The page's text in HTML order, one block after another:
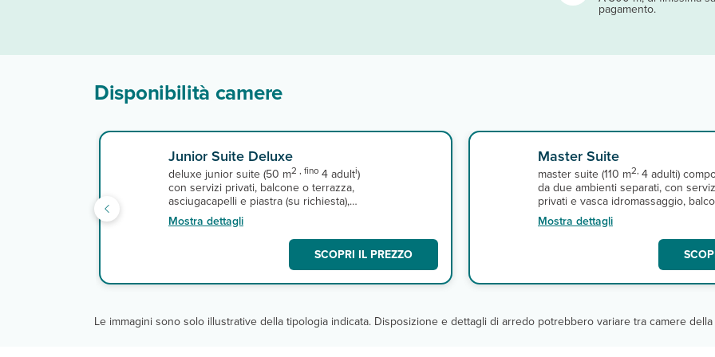
pagamento.
Disponibilità camere
Junior Suite Deluxe
deluxe junior suite (50 m2 , fino 4 adulti)
con servizi privati, balcone o terrazza,
asciugacapelli e piastra (su richiesta),
aria condizionata, cassetta di sicurezza,
telefono, tv satellitare, minibar con
rifornimento giornaliero, caffettiera,
microonde e connessione wi-fi gratuita.
A pagamento, servizio in camera.
Mostra dettagli
SCOPRI IL PREZZO
Master Suite
master suite (110 m2, 4 adulti)
da due ambienti separati, con
privati e vasca idromassaggio,
o terrazza, asciugacapelli e piastra
richiesta), aria condizionata, cassetta
sicurezza, telefono, tv satellitare,
minibar con rifornimento
caffettiera, microonde e
wi-fi gratuita. A pagamento,
Mostra dettagli
Le immagini sono solo illustrative della tipologia indicata. Disposizione e dettagli di arredo potrebbero variare tra camere